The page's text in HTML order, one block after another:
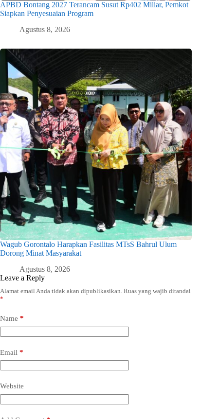
APBD Bontang 2027 Terancam Susut Rp402 Miliar, Pemkot
Siapkan Penyesuaian Program
Agustus 8, 2026
Wagub Gorontalo Harapkan Fasilitas MTsS Bahrul Ulum
Dorong Minat Masyarakat
Agustus 8, 2026
Leave a Reply
Alamat email Anda tidak akan dipublikasikan. Ruas yang wajib ditandai
*
Name *
Email *
Website